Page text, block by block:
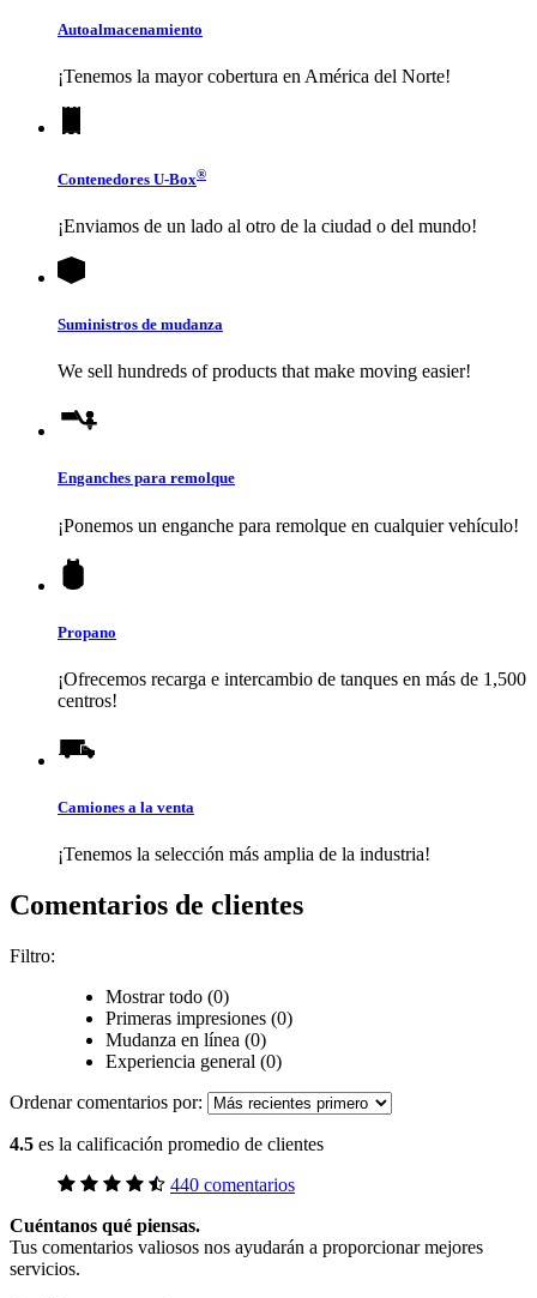
Autoalmacenamiento
¡Tenemos la mayor cobertura en América del Norte!
Contenedores U-Box®
¡Enviamos de un lado al otro de la ciudad o del mundo!
Suministros de mudanza
We sell hundreds of products that make moving easier!
Enganches para remolque
¡Ponemos un enganche para remolque en cualquier vehículo!
Propano
¡Ofrecemos recarga e intercambio de tanques en más de 1,500
centros!
Camiones a la venta
¡Tenemos la selección más amplia de la industria!
Comentarios de clientes
Filtro:
Mostrar todo (0)
Primeras impresiones (0)
Mudanza en línea (0)
Experiencia general (0)
Ordenar comentarios por:
4.5 es la calificación promedio de clientes
440 comentarios
Cuéntanos qué piensas.
Tus comentarios valiosos nos ayudarán a proporcionar mejores
servicios.